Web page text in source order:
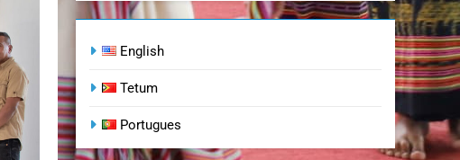
English
Tetum
Portugues